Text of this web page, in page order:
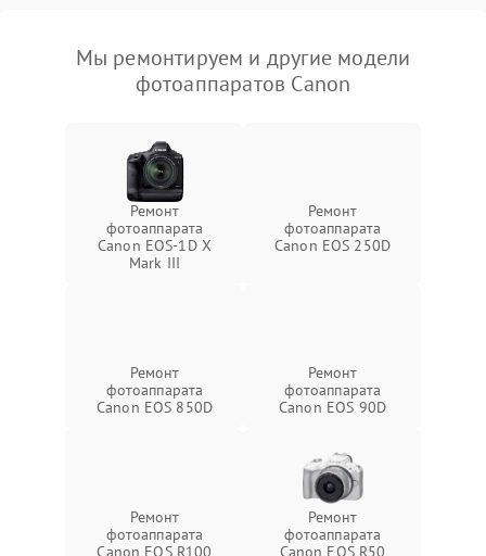
Мы ремонтируем и другие модели
фотоаппаратов Canon
Ремонт
фотоаппарата
Canon EOS‑1D X
Mark III
Ремонт
фотоаппарата
Canon EOS 250D
Ремонт
фотоаппарата
Canon EOS 850D
Ремонт
фотоаппарата
Canon EOS 90D
Ремонт
фотоаппарата
Canon EOS R100
Ремонт
фотоаппарата
Canon EOS R50